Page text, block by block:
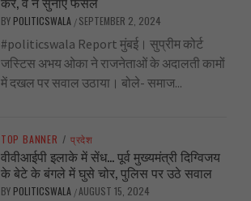
BY POLITICSWALA / SEPTEMBER 2, 2024
#politicswala Report मुंबई। सुप्रीम कोर्ट
जस्टिस अभय ओका ने राजनेताओं के अदालती कामों
में दखल पर सवाल उठाया। बोले- समाज...
TOP BANNER / प्रदेश
वीवीआईपी इलाके में सेंध… पूर्व मुख्यमंत्री दिग्विजय
के बेटे के बंगले में घुसे चोर, पुलिस पर उठे सवाल
BY POLITICSWALA /AUGUST 15, 2024